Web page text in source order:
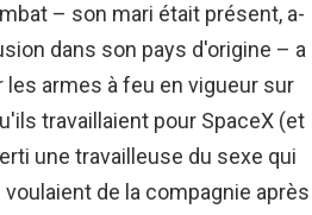
– son mari était présent, a-
dans son pays d'origine – a
armes à feu en vigueur sur
travaillaient pour SpaceX (et
une travailleuse du sexe qui
de la compagnie après